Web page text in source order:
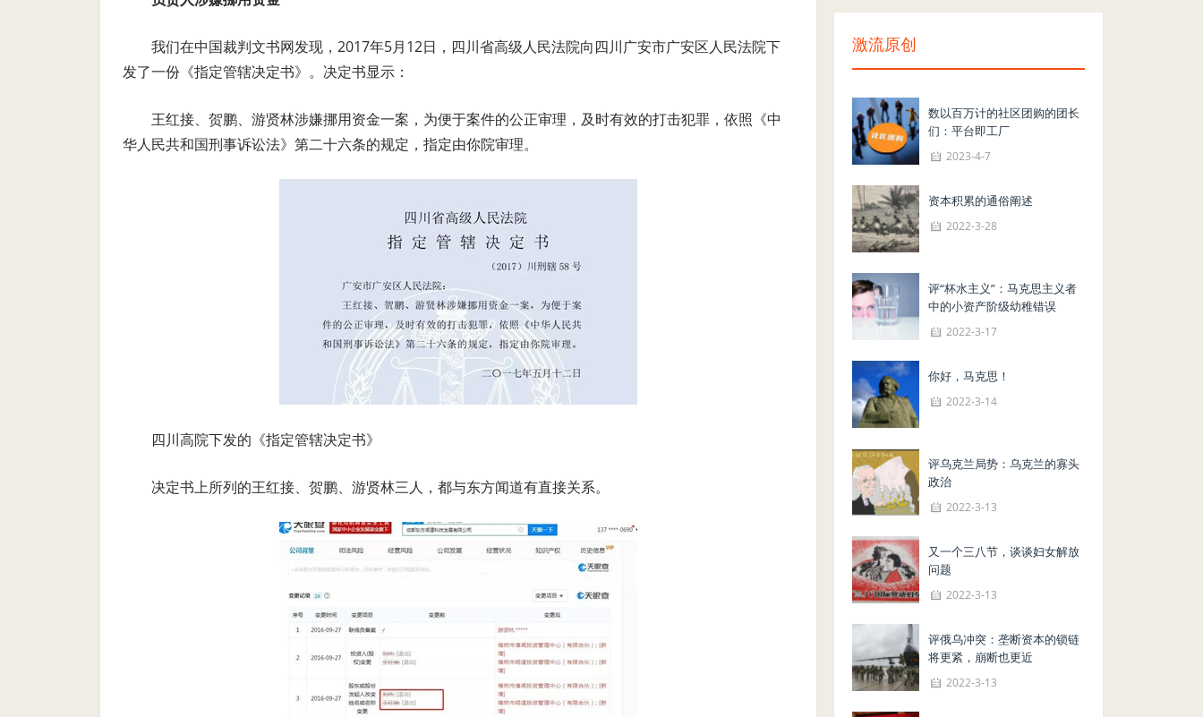
我们在中国裁判文书网发现，2017年5月12日，四川省高级人民法院向四川广安市广安区人民法院下
发了一份《指定管辖决定书》。决定书显示：
王红接、贺鹏、游贤林涉嫌挪用资金一案，为便于案件的公正审理，及时有效的打击犯罪，依照《中
华人民共和国刑事诉讼法》第二十六条的规定，指定由你院审理。
四川高院下发的《指定管辖决定书》
决定书上所列的王红接、贺鹏、游贤林三人，都与东方闻道有直接关系。
激流原创
数以百万计的社区团购的团长
们：平台即工厂
2023-4-7
资本积累的通俗阐述
2022-3-28
评“杯水主义”：马克思主义者
中的小资产阶级幼稚错误
2022-3-17
你好，马克思！
2022-3-14
评乌克兰局势：乌克兰的寡头
政治
2022-3-13
又一个三八节，谈谈妇女解放
问题
2022-3-13
评俄乌冲突：垄断资本的锁链
将更紧，崩断也更近
2022-3-13